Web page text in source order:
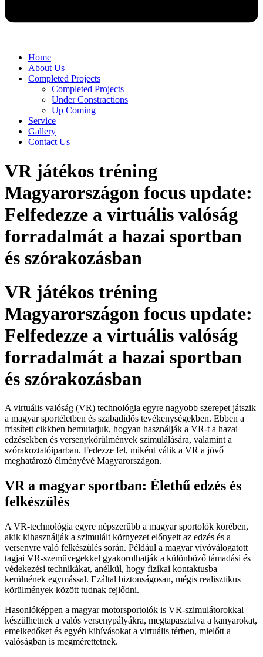
Home
About Us
Completed Projects
Completed Projects
Under Constractions
Up Coming
Service
Gallery
Contact Us
VR játékos tréning
Magyarországon focus update:
Felfedezze a virtuális valóság
forradalmát a hazai sportban
és szórakozásban
VR játékos tréning
Magyarországon focus update:
Felfedezze a virtuális valóság
forradalmát a hazai sportban
és szórakozásban
A virtuális valóság (VR) technológia egyre nagyobb szerepet játszik
a magyar sportéletben és szabadidős tevékenységekben. Ebben a
frissített cikkben bemutatjuk, hogyan használják a VR-t a hazai
edzésekben és versenykörülmények szimulálására, valamint a
szórakoztatóiparban. Fedezze fel, miként válik a VR a jövő
meghatározó élményévé Magyarországon.
VR a magyar sportban: Élethű edzés és
felkészülés
A VR-technológia egyre népszerűbb a magyar sportolók körében,
akik kihasználják a szimulált környezet előnyeit az edzés és a
versenyre való felkészülés során. Például a magyar vívóválogatott
tagjai VR-szemüvegekkel gyakorolhatják a különböző támadási és
védekezési technikákat, anélkül, hogy fizikai kontaktusba
kerülnének egymással. Ezáltal biztonságosan, mégis realisztikus
körülmények között tudnak fejlődni.
Hasonlóképpen a magyar motorsportolók is VR-szimulátorokkal
készülhetnek a valós versenypályákra, megtapasztalva a kanyarokat,
emelkedőket és egyéb kihívásokat a virtuális térben, mielőtt a
valóságban is megmérettetnek.